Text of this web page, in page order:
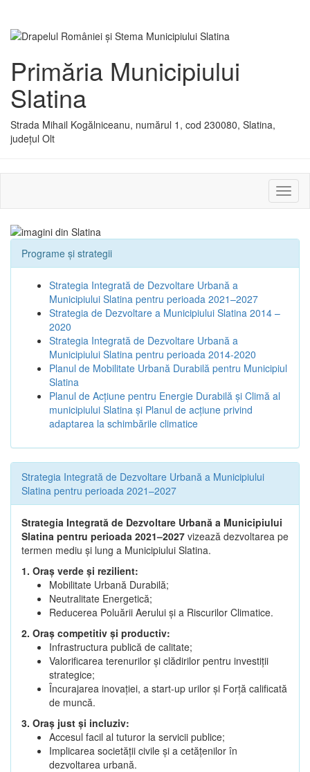
Primăria Municipiului
Slatina
Strada Mihail Kogălniceanu, numărul 1, cod 230080, Slatina,
județul Olt
sau
Programe și strategii
Strategia Integrată de Dezvoltare Urbană a
Municipiului Slatina pentru perioada 2021–2027
Strategia de Dezvoltare a Municipiului Slatina 2014 –
2020
Strategia Integrată de Dezvoltare Urbană a
Municipiului Slatina pentru perioada 2014-2020
Planul de Mobilitate Urbană Durabilă pentru Municipiul
Slatina
Planul de Acţiune pentru Energie Durabilă şi Climă al
municipiului Slatina şi Planul de acţiune privind
adaptarea la schimbările climatice
Strategia Integrată de Dezvoltare Urbană a Municipiului
Slatina pentru perioada 2021–2027
Strategia Integrată de Dezvoltare Urbană a Municipiului
Slatina pentru perioada 2021–2027 vizează dezvoltarea pe
termen mediu și lung a Municipiului Slatina.
1. Oraș verde și rezilient:
Mobilitate Urbană Durabilă;
Neutralitate Energetică;
Reducerea Poluării Aerului și a Riscurilor Climatice.
2. Oraș competitiv și productiv:
Infrastructura publică de calitate;
Valorificarea terenurilor și clădirilor pentru investiții
strategice;
Încurajarea inovației, a start-up urilor și Forță calificată
de muncă.
3. Oraș just și incluziv:
Accesul facil al tuturor la servicii publice;
Implicarea societății civile și a cetățenilor în
dezvoltarea urbană.